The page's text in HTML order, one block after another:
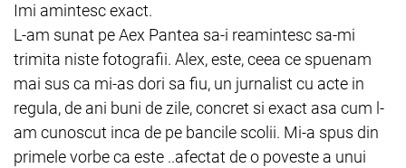
Imi amintesc exact.
L-am sunat pe Aex Pantea sa-i reamintesc sa-mi
trimita niste fotografii. Alex, este, ceea ce spuenam
mai sus ca mi-as dori sa fiu, un jurnalist cu acte in
regula, de ani buni de zile, concret si exact asa cum l-
am cunoscut inca de pe bancile scolii. Mi-a spus din
primele vorbe ca este ..afectat de o poveste a unui